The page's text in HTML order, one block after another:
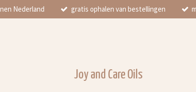
Nederland gratis ophalen van bestellingen
Joy and Care Oils